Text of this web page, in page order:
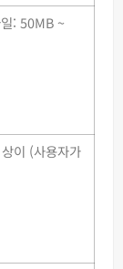
: 50MB ~
이 (사용자가